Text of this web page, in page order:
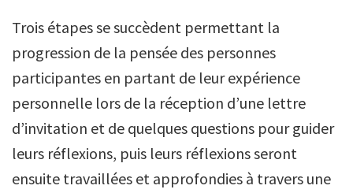
Trois étapes se succèdent permettant la
progression de la pensée des personnes
participantes en partant de leur expérience
personnelle lors de la réception d’une lettre
d’invitation et de quelques questions pour guider
leurs réflexions, puis leurs réflexions seront
ensuite travaillées et approfondies à travers une